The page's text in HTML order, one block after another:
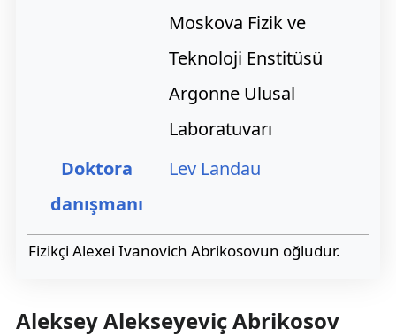
Moskova Fizik ve
Teknoloji Enstitüsü
Argonne Ulusal
Laboratuvarı
Doktora
danışmanı
Lev Landau
Fizikçi Alexei Ivanovich Abrikosovun oğludur.
Aleksey Alekseyeviç Abrikosov